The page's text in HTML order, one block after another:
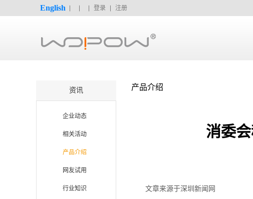
English 登录 注册
资讯
企业动态
相关活动
产品介绍
网友试用
行业知识
产品介绍
消委
文章来源于深圳新闻网